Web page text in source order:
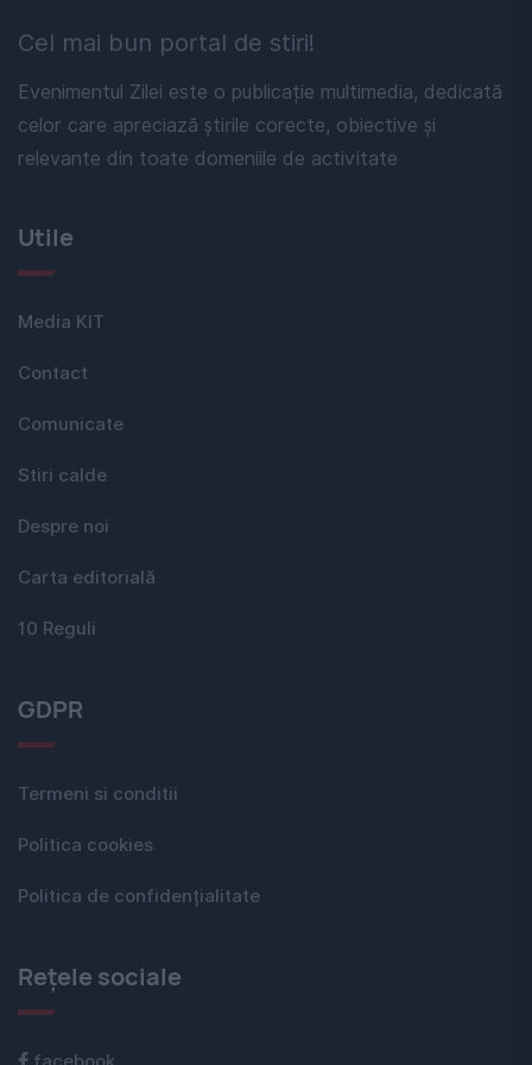
Cel mai bun portal de stiri!
Evenimentul Zilei este o publicație multimedia, dedicată
celor care apreciază știrile corecte, obiective și
relevante din toate domeniile de activitate
Utile
Media KIT
Contact
Comunicate
Stiri calde
Despre noi
Carta editorială
10 Reguli
GDPR
Termeni si conditii
Politica cookies
Politica de confidențialitate
Rețele sociale